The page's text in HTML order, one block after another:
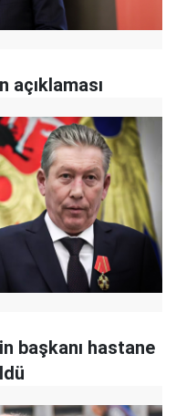
açıklaması
başkanı hastane